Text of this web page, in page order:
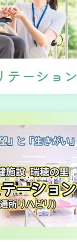
テーション